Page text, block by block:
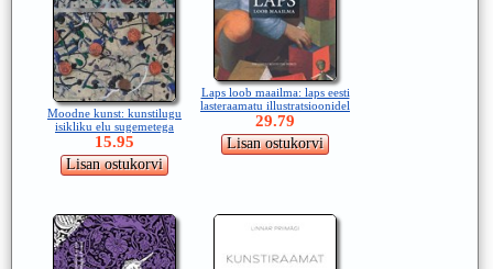
Moodne kunst: kunstilugu
isikliku elu sugemetega
15.95
Laps loob maailma: laps eesti
lasteraamatu illustratsioonidel
29.79